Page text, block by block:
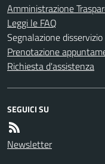
Amministrazione
Leggi le FAQ
Segnalazione disservizio
Prenotazione
Richiesta d'assistenza
SEGUICI SU
Newsletter